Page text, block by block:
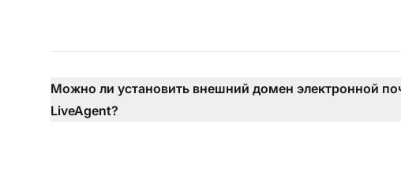
Можно ли установить внешний домен электронной
LiveAgent?